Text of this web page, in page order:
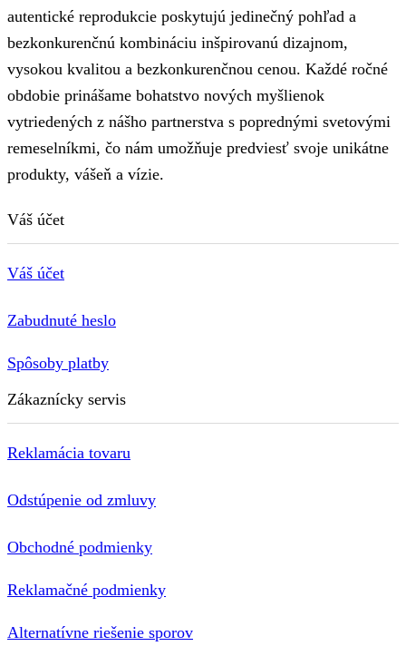
autentické reprodukcie poskytujú jedinečný pohľad a
bezkonkurenčnú kombináciu inšpirovanú dizajnom,
vysokou kvalitou a bezkonkurenčnou cenou. Každé ročné
obdobie prinášame bohatstvo nových myšlienok
vytriedených z nášho partnerstva s poprednými svetovými
remeselníkmi, čo nám umožňuje predviesť svoje unikátne
produkty, vášeň a vízie.
Váš účet
Váš účet
Zabudnuté heslo
Spôsoby platby
Zákaznícky servis
Reklamácia tovaru
Odstúpenie od zmluvy
Obchodné podmienky
Reklamačné podmienky
Alternatívne riešenie sporov